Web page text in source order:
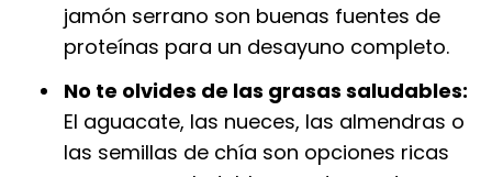
jamón serrano son buenas fuentes de
proteínas para un desayuno completo.
No te olvides de las grasas saludables:
El aguacate, las nueces, las almendras o
las semillas de chía son opciones ricas